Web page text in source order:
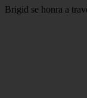
Brigid se honra a